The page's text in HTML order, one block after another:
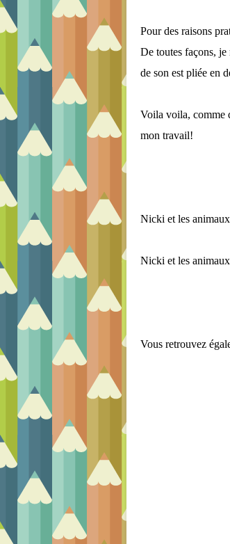
Pour des raisons
De toutes façons,
de son est pliée en
Voila voila, comme
mon travail!
Nicki et les
Nicki et les
Vous retrouvez